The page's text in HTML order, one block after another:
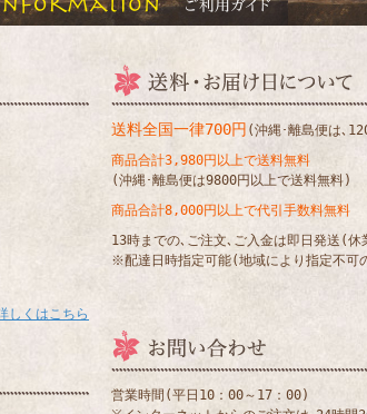
しくはこちら
送料全国一律700円 (沖縄･離島便は､
商品合計3,980円以上で送料無料
(沖縄･離島便は9800円以上で送料無料)
商品合計8,000円以上で代引手数料無料
13時までの､ご注文､ご入金は即日発送(休
※配達日時指定可能(地域により指定不可
営業時間(平日10：00～17：00)